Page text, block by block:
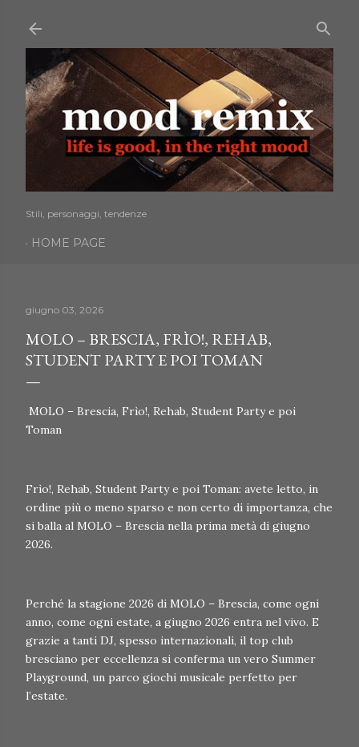
Stili, personaggi, tendenze
HOME PAGE
giugno 03, 2026
MOLO – BRESCIA, FRÌO!, REHAB,
STUDENT PARTY E POI TOMAN
MOLO – Brescia, Frìo!, Rehab, Student Party e poi
Toman
Frìo!, Rehab, Student Party e poi Toman: avete letto, in
ordine più o meno sparso e non certo di importanza, che
si balla al MOLO – Brescia nella prima metà di giugno
2026.
Perché la stagione 2026 di MOLO – Brescia, come ogni
anno, come ogni estate, a giugno 2026 entra nel vivo. E
grazie a tanti DJ, spesso internazionali, il top club
bresciano per eccellenza si conferma un vero Summer
Playground, un parco giochi musicale perfetto per
l’estate.